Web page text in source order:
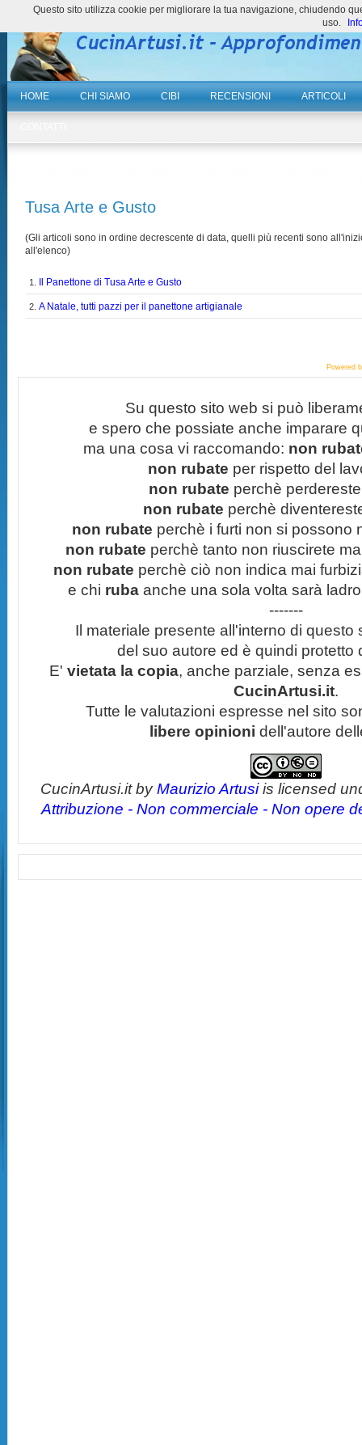
HOME CHI SIAMO CIBI RECENSIONI ARTICOLI
Tusa Arte e Gusto
(Gli articoli sono in ordine decrescente di data, quelli più recenti sono
all'elenco)
1. Il Panettone di Tusa Arte e Gusto
2.A Natale, tutti pazzi per il panettone artigianale
Powered
Su questo sito web si può
e spero che possiate anche imparare
ma una cosa vi raccomando: non
non rubate per rispetto del
non rubate perchè
non rubate perchè
non rubate perchè i furti non si possono
non rubate perchè tanto non riuscirete
non rubate perchè ciò non indica mai
e chi ruba anche una sola volta sarà
-------
Il materiale presente all'interno di questo
del suo autore ed è quindi protetto
E' vietata la copia, anche parziale, senza
CucinArtusi.it.
Tutte le valutazioni espresse nel sito
libere opinioni dell'autore
CucinArtusi.itbyMaurizio Artusiis licensed
Attribuzione - Non commerciale - Non opere
Questo sito utilizza cookie per migliorare la tua navigazione, chiudendo
uso.